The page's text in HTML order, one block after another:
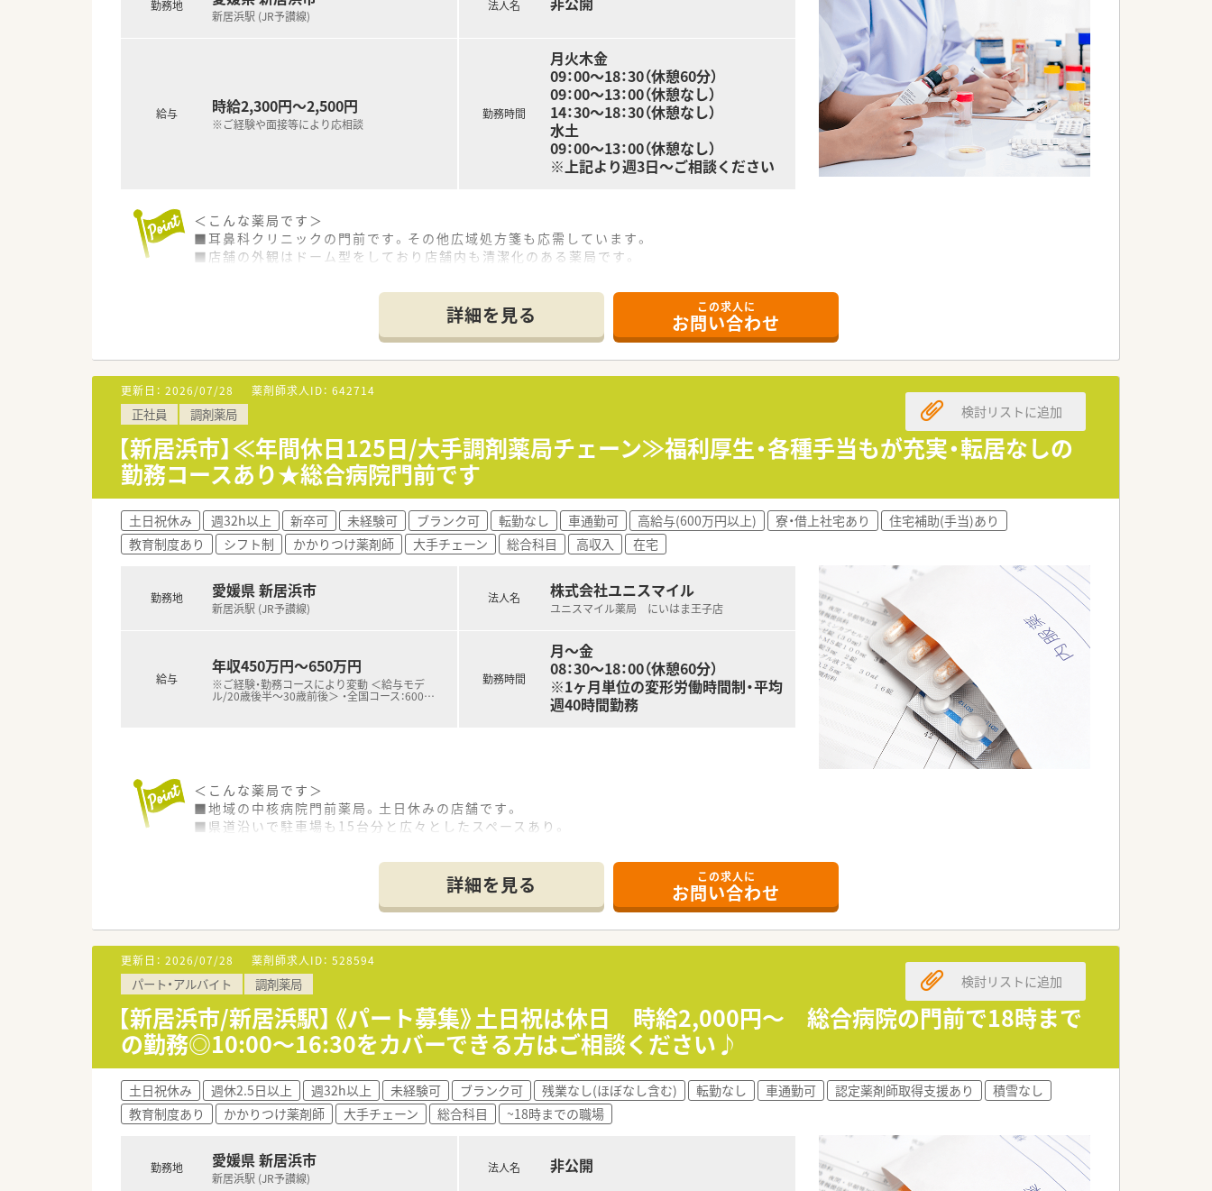
勤務地
新居浜駅 (JR予讃線)
給与 時給2,300円～2,500円
※ご経験や面接等により応相談
法人名
勤務時間
月火木金
09：00～18：30（休憩60分）
09：00～13：00（休憩なし）
14：30～18：30（休憩なし）
水土
09：00～13：00（休憩なし）
※上記より週3日～ご相談ください
＜こんな薬局です＞
■耳鼻科クリニックの門前です。その他広域処方箋も応需しています。
■店舗の外観はドーム型をしており店舗内も清潔化のある薬局です。
■薬剤師は常勤3名、事務2.5名体制です。
■電子薬歴・自動分包機を導入済みです。
■調剤・監査・投薬・薬歴管理等をお願いいたします。
■処方箋枚数は120枚/日程度です。
＜法人概要＞
■愛媛県新居浜市のエリアにて2店舗展開中の薬局です。
詳細を見る この求人に
お問い合わせ
更新日： 2026/07/28 薬剤師求人ID： 642714
正社員 調剤薬局
【新居浜市】≪年間休日125日/大手調剤薬局チェーン≫福利厚生・各種手当もが充実・転居なしの
勤務コースあり★総合病院門前です
検討リストに追加
土日祝休み 週32h以上 新卒可 未経験可 ブランク可 転勤なし 車通勤可 高給与(600万円以上) 寮・借上社宅あり
住宅補助(手当)あり
教育制度あり
シフト制 かかりつけ薬剤師 大手チェーン 総合科目 高収入 在宅
勤務地 愛媛県 新居浜市
新居浜駅 (JR予讃線)
給与
年収450万円～650万円
※ご経験・勤務コースにより変動 ＜給与モデ
ル/20歳後半～30歳前後＞ ・全国コース：600…
法人名 株式会社ユニスマイル
ユニスマイル薬局 にいはま王子店
勤務時間
月～金
08：30～18：00（休憩60分）
※1ヶ月単位の変形労働時間制・平均
週40時間勤務
＜こんな薬局です＞
■地域の中核病院門前薬局。土日休みの店舗です。
■県道沿いで駐車場も15台分と広々としたスペースあり。
■従業員10名前後が在籍している大型店舗です。
■調剤・投薬・監査等、外来処方箋対応を主にお願いいたします。
■単科に偏らず幅広い科目の処方箋を取り扱います。
■処方箋枚数は140枚/日。
■電子薬歴・分包機（円盤）導入されています。
■投薬口は3か所。患者様に合わせて立ち投薬・座り投薬どちらも対応できるようになっています。
■在宅対応も行っています。これまでのご経験やご入社後の状況によってご担当頂く場合もございます。
＜法人特徴＞
■株式会社ファーコスと株式会社ミックが合併して新たに設立された調剤薬局チェーンです。
■設立は2022年4月、スズケングループにおける全国規模の調剤薬局チェーンとなります。
■2社が培ってきたノウハウと企業の良さを融合し、より安定した経営基盤から成長スピードを加速させていきます。
■コーポレートメッセージは「あなたに今、わたしができること」
■最新機器の導入やメディカルリスクコントローラー制度を導入し、調剤過誤防止に向けた取り組みにも積極的です。
<こんな方にもおススメ>
■福利厚生の手厚い先をお探しの方
詳細を見る この求人に
お問い合わせ
更新日： 2026/07/28 薬剤師求人ID： 528594
パート・アルバイト 調剤薬局
【新居浜市/新居浜駅】《パート募集》土日祝は休日 時給2,000円～ 総合病院の門前で18時まで
の勤務◎10:00～16:30をカバーできる方はご相談ください♪
検討リストに追加
土日祝休み 週休2.5日以上 週32h以上 未経験可 ブランク可 残業なし(ほぼなし含む) 転勤なし 車通勤可 認定薬剤師取得支援あり
積雪なし
教育制度あり
かかりつけ薬剤師 大手チェーン 総合科目 ~18時までの職場
勤務地 愛媛県 新居浜市
新居浜駅 (JR予讃線)
法人名 非公開